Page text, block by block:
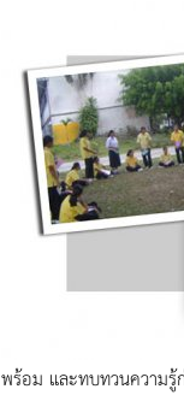
พร้อม และทบทวนความรู้